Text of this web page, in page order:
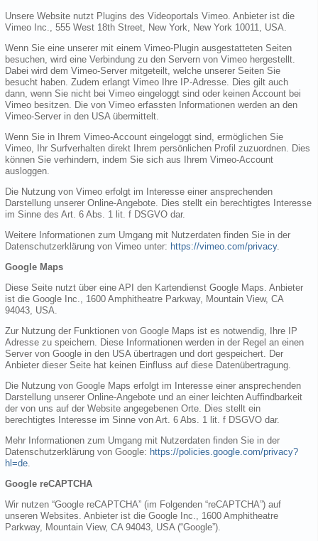
Unsere Website nutzt Plugins des Videoportals Vimeo. Anbieter ist die
Vimeo Inc., 555 West 18th Street, New York, New York 10011, USA.
Wenn Sie eine unserer mit einem Vimeo-Plugin ausgestatteten Seiten
besuchen, wird eine Verbindung zu den Servern von Vimeo hergestellt.
Dabei wird dem Vimeo-Server mitgeteilt, welche unserer Seiten Sie
besucht haben. Zudem erlangt Vimeo Ihre IP-Adresse. Dies gilt auch
dann, wenn Sie nicht bei Vimeo eingeloggt sind oder keinen Account bei
Vimeo besitzen. Die von Vimeo erfassten Informationen werden an den
Vimeo-Server in den USA übermittelt.
Wenn Sie in Ihrem Vimeo-Account eingeloggt sind, ermöglichen Sie
Vimeo, Ihr Surfverhalten direkt Ihrem persönlichen Profil zuzuordnen. Dies
können Sie verhindern, indem Sie sich aus Ihrem Vimeo-Account
ausloggen.
Die Nutzung von Vimeo erfolgt im Interesse einer ansprechenden
Darstellung unserer Online-Angebote. Dies stellt ein berechtigtes Interesse
im Sinne des Art. 6 Abs. 1 lit. f DSGVO dar.
Weitere Informationen zum Umgang mit Nutzerdaten finden Sie in der
Datenschutzerklärung von Vimeo unter: https://vimeo.com/privacy.
Google Maps
Diese Seite nutzt über eine API den Kartendienst Google Maps. Anbieter
ist die Google Inc., 1600 Amphitheatre Parkway, Mountain View, CA
94043, USA.
Zur Nutzung der Funktionen von Google Maps ist es notwendig, Ihre IP
Adresse zu speichern. Diese Informationen werden in der Regel an einen
Server von Google in den USA übertragen und dort gespeichert. Der
Anbieter dieser Seite hat keinen Einfluss auf diese Datenübertragung.
Die Nutzung von Google Maps erfolgt im Interesse einer ansprechenden
Darstellung unserer Online-Angebote und an einer leichten Auffindbarkeit
der von uns auf der Website angegebenen Orte. Dies stellt ein
berechtigtes Interesse im Sinne von Art. 6 Abs. 1 lit. f DSGVO dar.
Mehr Informationen zum Umgang mit Nutzerdaten finden Sie in der
Datenschutzerklärung von Google: https://policies.google.com/privacy?
hl=de
Google reCAPTCHA
Wir nutzen “Google reCAPTCHA” (im Folgenden “reCAPTCHA”) auf
unseren Websites. Anbieter ist die Google Inc., 1600 Amphitheatre
Parkway, Mountain View, CA 94043, USA (“Google”).